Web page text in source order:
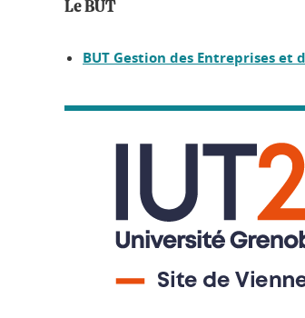
Le BUT
BUT Gestion des Entreprises et